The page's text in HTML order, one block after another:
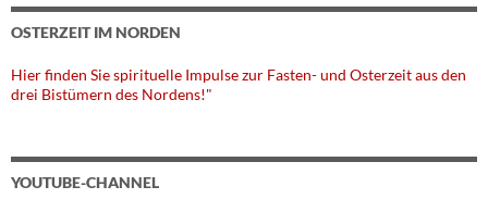
OSTERZEIT IM NORDEN
Hier finden Sie spirituelle Impulse zur Fasten- und Osterzeit aus den
drei Bistümern des Nordens!"
YOUTUBE-CHANNEL